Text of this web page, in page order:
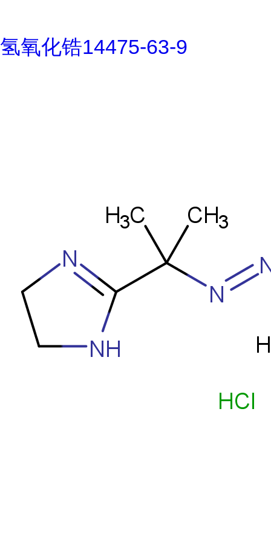
氢氧化锆14475-63-9